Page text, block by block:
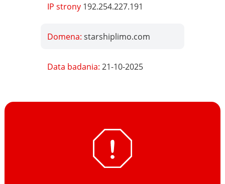
IP strony 192.254.227.191
Domena:starshiplimo.com
Data badania:21-10-2025